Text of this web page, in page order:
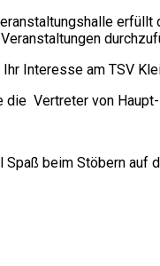
Interesse am TSV
die Vertreter von
Spaß beim Stöbern